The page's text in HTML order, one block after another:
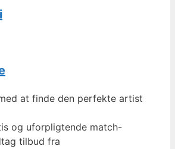
at finde den perfekte artist
og uforpligtende match-
tilbud fra